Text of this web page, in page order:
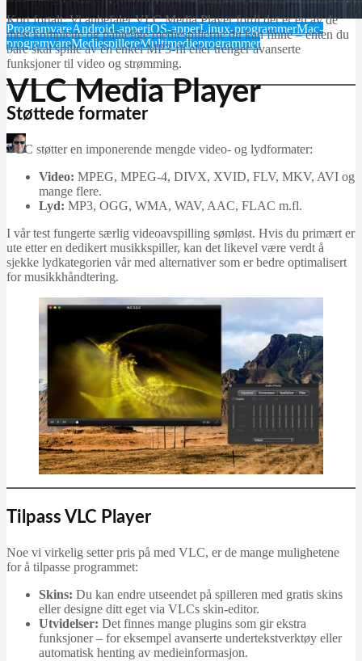
ProgramvareAndroid-apperiOS-apperLinux-programmerMac-
programvareMediespillereMultimedieprogrammer
VLC Media Player
Martin Jørgensen
Kort fortalt: Vi anbefaler VLC Media Player fordi det er en av de
mest komplette og pålitelige mediespillerne du kan finne – enten du
bare skal spille av en enkel MP3‑fil eller trenger avanserte
funksjoner til video og strømming.
Støttede formater
VLC støtter en imponerende mengde video- og lydformater:
Video: MPEG, MPEG-4, DIVX, XVID, FLV, MKV, AVI og
mange flere.
Lyd: MP3, OGG, WMA, WAV, AAC, FLAC m.fl.
I vår test fungerte særlig videoavspilling sømløst. Hvis du primært er
ute etter en dedikert musikkspiller, kan det likevel være verdt å
sjekke lydkategorien vår med alternativer som er bedre optimalisert
for musikkhåndtering.
Tilpass VLC Player
Noe vi virkelig setter pris på med VLC, er de mange mulighetene
for å tilpasse programmet:
Skins: Du kan endre utseendet på spilleren med gratis skins
eller designe ditt eget via VLCs skin‑editor.
Utvidelser: Det finnes mange plugins som gir ekstra
funksjoner – for eksempel avanserte undertekstverktøy eller
automatisk henting av medieinformasjon.